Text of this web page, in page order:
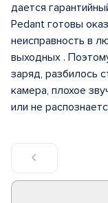
дается
Pedant готовы
неисправность в
выходных .
заряд, разбилось
камера, плохое
или не